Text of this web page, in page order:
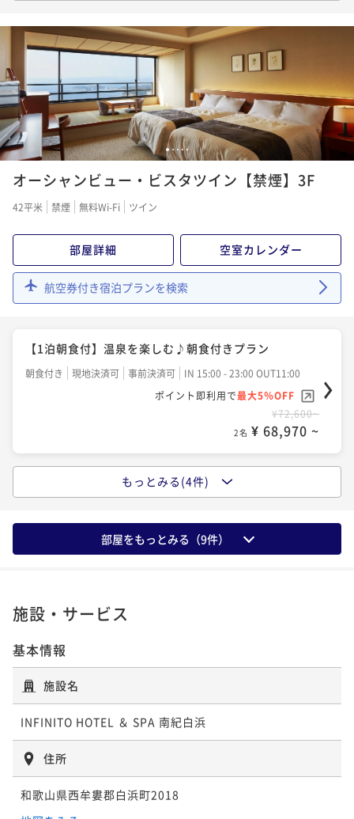
ポイント即利用で
¥70,400~
¥ 66,880 ~
二食付き 現地決済可 事前決済可
IN 15:00 - 19:30 OUT11:00
ポイント即利用で最大5％OFF
2名 ¥ 67,450 ~
【早割60】早めの予約でお得！＜基本プラン＞シェフ
おすすめの洋食ディナー ２食付
¥71,000~
2名 ¥ 67,450 ~
二食付き 現地決済可 事前決済可
IN 15:00 - 19:00 OUT11:00
ポイント即利用で最大5％OFF
¥77,000~
¥ 73,150 ~
【基本プラン】シェフおすすめの洋食ディナー ２食
ポイント即利用で
最大5％OFF
¥77,000~
12345
オーシャンビュー・ビスタツイン【禁煙】3F
42平米 禁煙 無料Wi-Fi ツイン
部屋詳細 空室カレンダー
航空券付き宿泊プランを検索
【1泊朝食付】温泉を楽しむ♪朝食付きプラン
朝食付き 現地決済可 事前決済可
IN 15:00 - 23:00 OUT11:00
ポイント即利用で最大5％OFF
¥72,600~
2名 ¥ 68,970 ~
【早割60】早めの予約でお得！＜基本プラン＞シェフ
現地決済可 事前決済可
IN 15:00 - 19:30 OUT11:00
ポイント即利用で最大5％OFF
【早割60】早めの予約でお得！＜基本プラン＞南紀の
旬の食材を使った和会席 ２食付
二食付き 現地決済可
ポイント即利用で
もっとみる(4件)
部屋をもっとみる（9件）
施設・サービス
基本情報
施設名
INFINITO HOTEL ＆ SPA 南紀白浜
住所
和歌山県西牟婁郡白浜町2018